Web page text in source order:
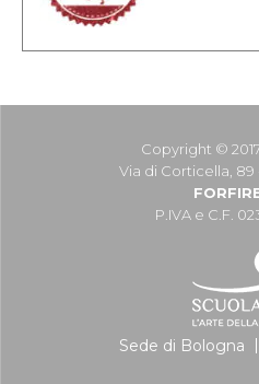
Copyright ©
Via di Corticella, 89
P.IVA e C.F.
Sede di Bologna